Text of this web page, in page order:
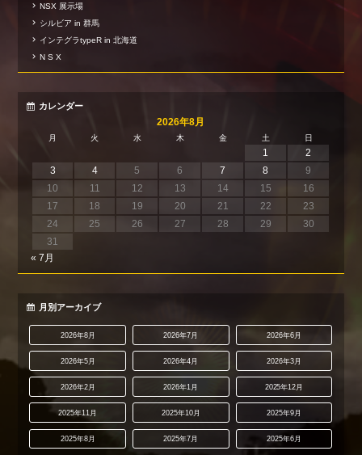
NSX 展示場
シルビア in 群馬
インテグラtypeR in 北海道
N S X
カレンダー
2026年8月
月 火 水 木 金 土 日
1
2
3
4 5 6 7 8
9
10
11 12 13 14 15
16
17
18 19 20 21 22
23
24
25 26 27 28 29
30
31
« 7月
月別アーカイブ
2026年8月 2026年7月 2026年6月
2026年5月 2026年4月 2026年3月
2026年2月 2026年1月 2025年12月
2025年11月 2025年10月 2025年9月
2025年8月 2025年7月 2025年6月